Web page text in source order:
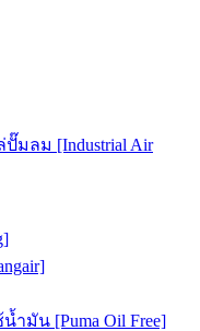
มลม [Industrial Air
มัน [Puma Oil Free]